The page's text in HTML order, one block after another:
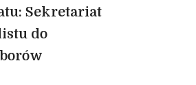
Sekretariat
do